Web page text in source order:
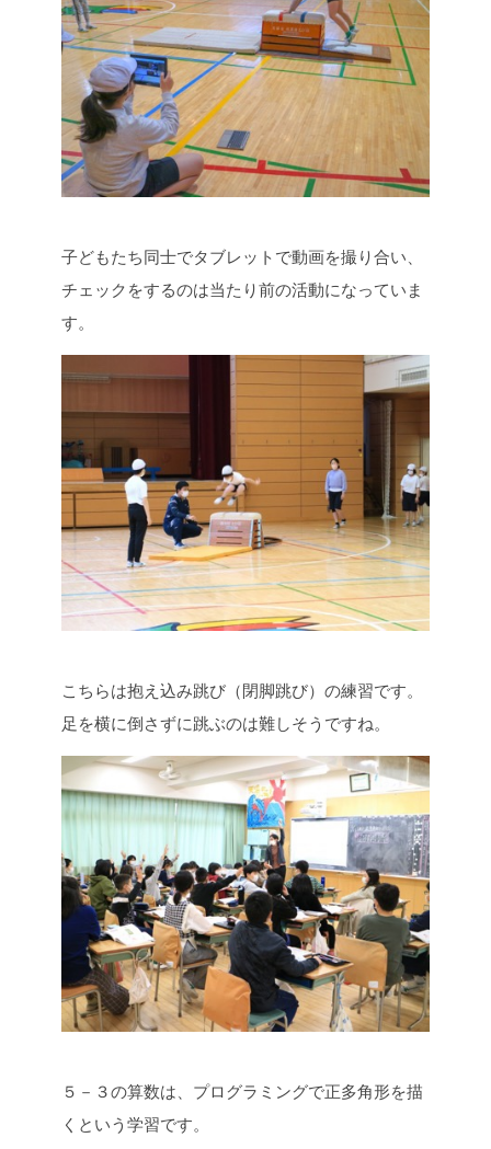
子どもたち同士でタブレットで動画を撮り合い、
チェックをするのは当たり前の活動になっていま
す。
こちらは抱え込み跳び（閉脚跳び）の練習です。
足を横に倒さずに跳ぶのは難しそうですね。
５－３の算数は、プログラミングで正多角形を描
くという学習です。